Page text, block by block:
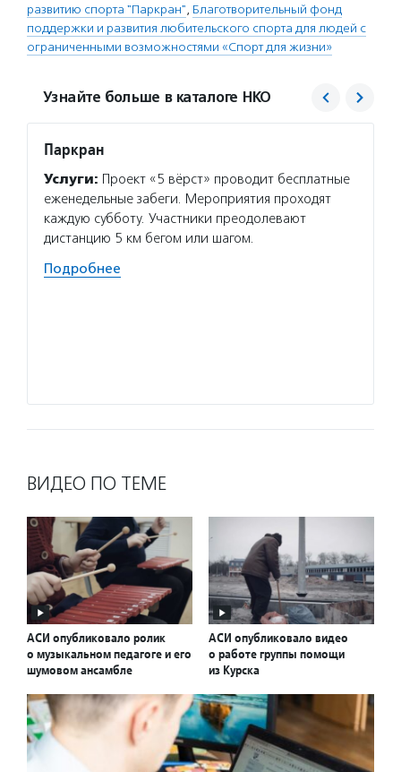
развитию спорта "Паркран", Благотворительный фонд
поддержки и развития любительского спорта для людей с
ограниченными возможностями «Спорт для жизни»
Узнайте больше в каталоге НКО
Паркран
Услуги: Проект «5 вёрст» проводит бесплатные
еженедельные забеги. Мероприятия проходят
каждую субботу. Участники преодолевают
дистанцию 5 км бегом или шагом.
Подробнее
ВИДЕО ПО ТЕМЕ
АСИ опубликовало ролик
о музыкальном педагоге и его
шумовом ансамбле
АСИ опубликовало видео
о работе группы помощи
из Курска